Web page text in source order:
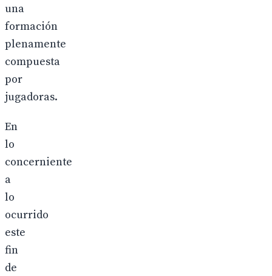
una
formación
plenamente
compuesta
por
jugadoras.
En
lo
concerniente
a
lo
ocurrido
este
fin
de